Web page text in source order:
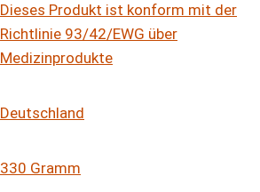
Dieses Produkt ist konform mit der
Richtlinie 93/42/EWG über
Medizinprodukte
Deutschland
330 Gramm